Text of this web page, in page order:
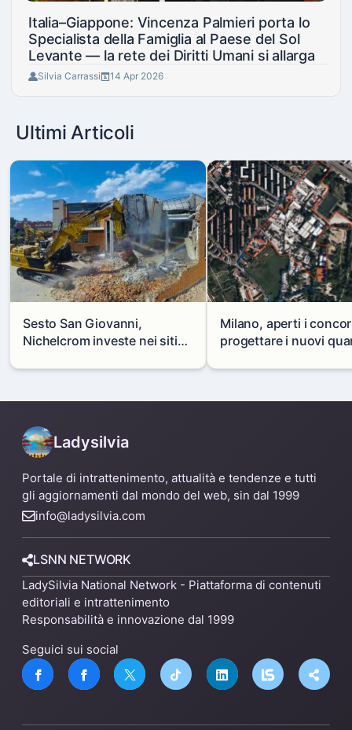
Italia–Giappone: Vincenza Palmieri porta lo
Specialista della Famiglia al Paese del Sol
Levante — la rete dei Diritti Umani si allarga
Silvia Carrassi 14 Apr 2026
Ultimi Articoli
Sesto San Giovanni,
Nichelcrom investe nei siti
capannone per fare spazio a
Milano, aperti i
progettare i nuovi
Mare
Ladysilvia
Portale di intrattenimento, attualità e tendenze e tutti
gli aggiornamenti dal mondo del web, sin dal 1999
info@ladysilvia.com
LSNN NETWORK
LadySilvia National Network - Piattaforma di contenuti
editoriali e intrattenimento
Responsabilità e innovazione dal 1999
Seguici sui social